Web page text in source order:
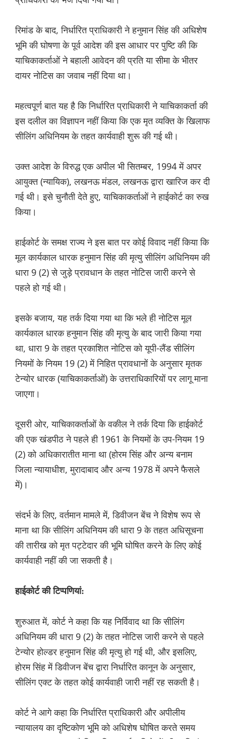
रिमांड के बाद, निर्धारित प्राधिकारी ने हनुमान सिंह की अधिशेष
भूमि की घोषणा के पूर्व आदेश की इस आधार पर पुष्टि की कि
याचिकाकर्ताओं ने बहाली आवेदन की प्रति या सीमा के भीतर
दायर नोटिस का जवाब नहीं दिया था।
महत्वपूर्ण बात यह है कि निर्धारित प्राधिकारी ने याचिकाकर्ता की
इस दलील का विज्ञापन नहीं किया कि एक मृत व्यक्ति के खिलाफ
सीलिंग अधिनियम के तहत कार्यवाही शुरू की गई थी।
उक्त आदेश के विरुद्ध एक अपील भी सितम्बर, 1994 में अपर
आयुक्त (न्यायिक), लखनऊ मंडल, लखनऊ द्वारा खारिज कर दी
गई थी। इसे चुनौती देते हुए, याचिकाकर्ताओं ने हाईकोर्ट का रुख
किया।
हाईकोर्ट के समक्ष राज्य ने इस बात पर कोई विवाद नहीं किया कि
मूल कार्यकाल धारक हनुमान सिंह की मृत्यु सीलिंग अधिनियम की
धारा 9 (2) से जुड़े प्रावधान के तहत नोटिस जारी करने से
पहले हो गई थी।
इसके बजाय, यह तर्क दिया गया था कि भले ही नोटिस मूल
कार्यकाल धारक हनुमान सिंह की मृत्यु के बाद जारी किया गया
था, धारा 9 के तहत प्रकाशित नोटिस को यूपी-लैंड सीलिंग
नियमों के नियम 19 (2) में निहित प्रावधानों के अनुसार मृतक
टेन्योर धारक (याचिकाकर्ताओं) के उत्तराधिकारियों पर लागू माना
जाएगा।
दूसरी ओर, याचिकाकर्ताओं के वकील ने तर्क दिया कि हाईकोर्ट
की एक खंडपीठ ने पहले ही 1961 के नियमों के उप-नियम 19
(2) को अधिकारातीत माना था (होरम सिंह और अन्य बनाम
जिला न्यायाधीश, मुरादाबाद और अन्य 1978 में अपने फैसले
में)।
संदर्भ के लिए, वर्तमान मामले में, डिवीजन बेंच ने विशेष रूप से
माना था कि सीलिंग अधिनियम की धारा 9 के तहत अधिसूचना
की तारीख को मृत पट्टेदार की भूमि घोषित करने के लिए कोई
कार्यवाही नहीं की जा सकती है।
हाईकोर्ट की टिप्पणियां:
शुरुआत में, कोर्ट ने कहा कि यह निर्विवाद था कि सीलिंग
अधिनियम की धारा 9 (2) के तहत नोटिस जारी करने से पहले
टेन्योर होल्डर हनुमान सिंह की मृत्यु हो गई थी, और इसलिए,
होरम सिंह में डिवीजन बेंच द्वारा निर्धारित कानून के अनुसार,
सीलिंग एक्ट के तहत कोई कार्यवाही जारी नहीं रह सकती है।
कोर्ट ने आगे कहा कि निर्धारित प्राधिकारी और अपीलीय
न्यायालय का दृष्टिकोण भूमि को अधिशेष घोषित करते समय